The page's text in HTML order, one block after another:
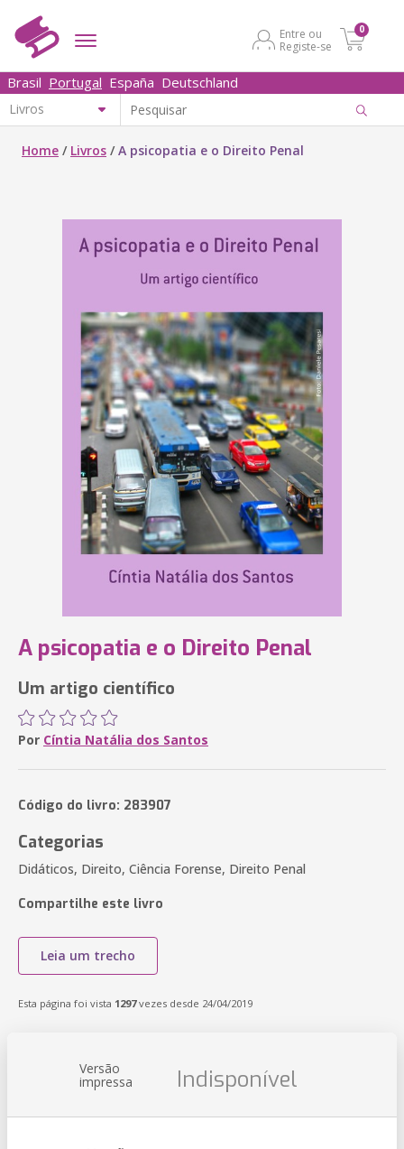
Entre ou
Registe-se
0
Brasil Portugal España Deutschland
Home / Livros /A psicopatia e o Direito Penal
A psicopatia e o Direito Penal
Um artigo científico
Por Cíntia Natália dos Santos
Código do livro: 283907
Categorias
Didáticos, Direito, Ciência Forense, Direito Penal
Compartilhe este livro
Leia um trecho
Esta página foi vista 1297vezes desde 24/04/2019
Versão
impressa Indisponível